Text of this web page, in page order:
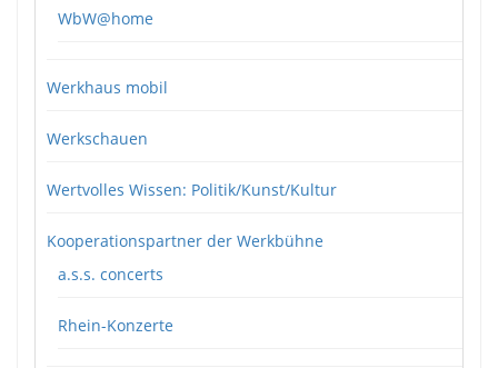
WbW@home
Werkhaus mobil
Werkschauen
Wertvolles Wissen: Politik/Kunst/Kultur
Kooperationspartner der Werkbühne
a.s.s. concerts
Rhein-Konzerte